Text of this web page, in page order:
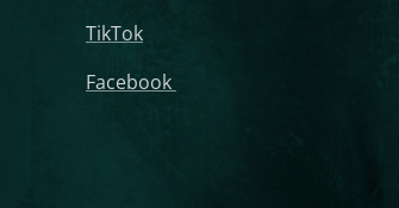
TikTok
Facebook